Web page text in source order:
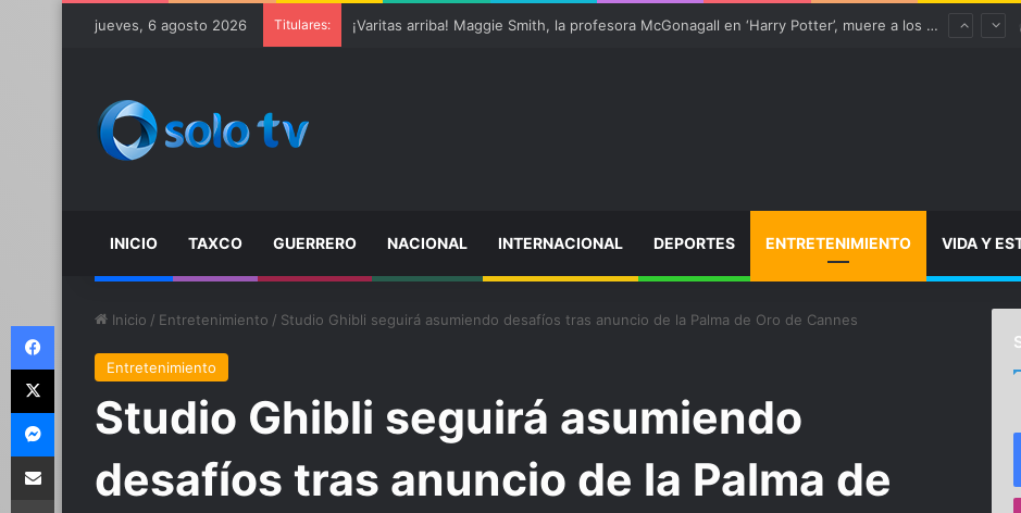
jueves, 6 agosto 2026 Titulares: Ter Stegen operado “satisfactoriamente” de una rotura completa del tendón rotuliano
INICIO TAXCO GUERRERO NACIONAL INTERNACIONAL DEPORTES ENTRETENIMIENTO VIDA Y
Inicio / Entretenimiento / Studio Ghibli seguirá asumiendo desafíos tras anuncio de la Palma de Oro de Cannes
Entretenimiento
Studio Ghibli seguirá asumiendo
desafíos tras anuncio de la Palma de
Facebook
X
Messenger
Compartir por email
Imprimir